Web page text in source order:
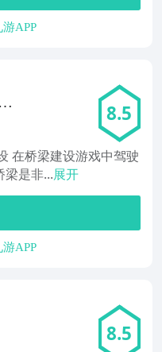
APP
8.5
在桥梁建设游戏中驾驶
梁是非...展开
APP
8.5